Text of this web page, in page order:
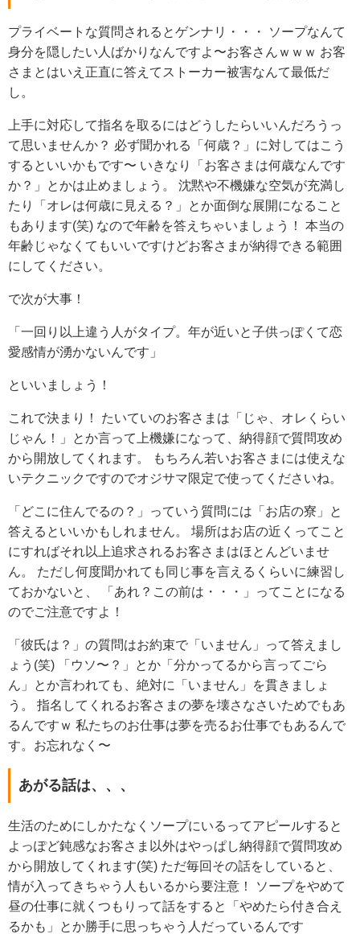
プライベートな質問されるとゲンナリ・・・
ソープなんて
身分を隠したい人ばかりなんですよ〜お客さんｗｗｗ お客
さまとはいえ正直に答えてストーカー被害なんて最低だ
し。
上手に対応して指名を取るにはどうしたらいいんだろうっ
て思いませんか？ 必ず聞かれる「何歳？」に対してはこう
するといいかもです〜 いきなり「お客さまは何歳なんです
か？」とかは止めましょう。
沈黙や不機嫌な空気が充満し
たり「オレは何歳に見える？」とか面倒な展開になること
もあります(笑) なので年齢を答えちゃいましょう！
本当の
年齢じゃなくてもいいですけどお客さまが納得できる範囲
にしてください。
で次が大事！
「一回り以上違う人がタイプ。年が近いと子供っぽくて恋
愛感情が湧かないんです」
といいましょう！
これで決まり！
たいていのお客さまは「じゃ、オレくらい
じゃん！」とか言って上機嫌になって、納得顔で質問攻め
から開放してくれます。
もちろん若いお客さまには使えな
いテクニックですのでオジサマ限定で使ってくださいね。
「どこに住んでるの？」っていう質問には「お店の寮」と
答えるといいかもしれません。
場所はお店の近くってこと
にすればそれ以上追求されるお客さまはほとんどいませ
ん。
ただし何度聞かれても同じ事を言えるくらいに練習し
ておかないと、
「あれ？この前は・・・」ってことになる
のでご注意ですよ！
「彼氏は？」の質問はお約束で「いません」って答えまし
ょう(笑) 「ウソ〜？」とか「分かってるから言ってごら
ん」とか言われても、絶対に「いません」を貫きましょ
う。
指名してくれるお客さまの夢を壊さなさいためでもあ
るんですｗ 私たちのお仕事は夢を売るお仕事でもあるんで
す。お忘れなく〜
あがる話は、、、
生活のためにしかたなくソープにいるってアピールすると
よっぽど鈍感なお客さま以外はやっぱし納得顔で質問攻め
から開放してくれます(笑) ただ毎回その話をしていると、
情が入ってきちゃう人もいるから要注意！
ソープをやめて
昼の仕事に就くつもりって話をすると「やめたら付き合え
るかも」とか勝手に思っちゃう人だっているんです